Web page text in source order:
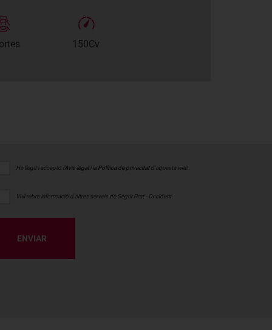
150Cv
He llegit i accepto l'Avís legali la Política de privacitat d'aquesta web.
Vull rebre informació d'altres serveis de Segur Prat - Occident
ENVIAR